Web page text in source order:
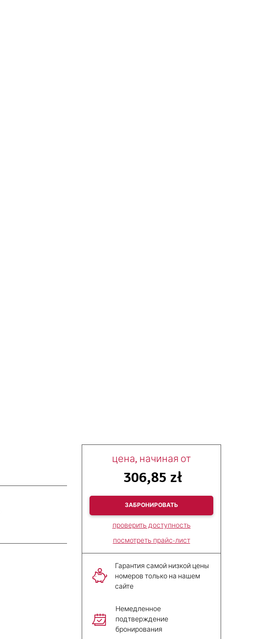
цена, начиная от
306,85 zł
ЗАБРОНИРОВАТЬ
проверить доступность
посмотреть прайс-лист
Гарантия самой низкой цены
номеров только на нашем
сайте
Немедленное
подтверждение
бронирования